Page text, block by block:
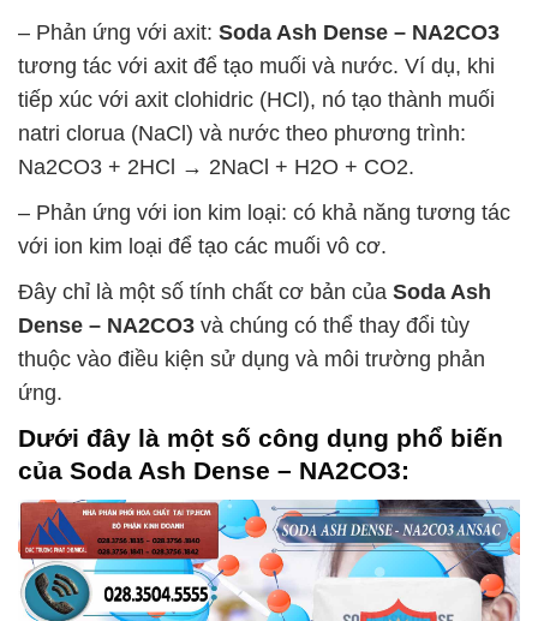
– Phản ứng với axit: Soda Ash Dense – NA2CO3
tương tác với axit để tạo muối và nước. Ví dụ, khi
tiếp xúc với axit clohidric (HCl), nó tạo thành muối
natri clorua (NaCl) và nước theo phương trình:
Na2CO3 + 2HCl → 2NaCl + H2O + CO2.
– Phản ứng với ion kim loại: có khả năng tương tác
với ion kim loại để tạo các muối vô cơ.
Đây chỉ là một số tính chất cơ bản của Soda Ash
Dense – NA2CO3 và chúng có thể thay đổi tùy
thuộc vào điều kiện sử dụng và môi trường phản
ứng.
Dưới đây là một số công dụng phổ biến
của Soda Ash Dense – NA2CO3: